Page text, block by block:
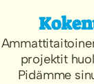
projektit
Pidämme